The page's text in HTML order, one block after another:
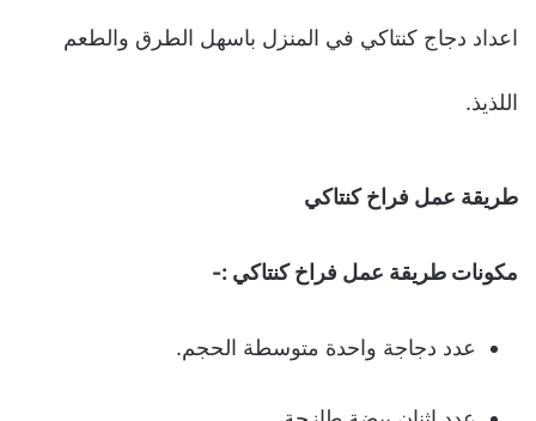
اعداد دجاج كنتاكي في المنزل باسهل الطرق والطعم
اللذيذ.
طريقة عمل فراخ كنتاكي
مكونات طريقة عمل فراخ كنتاكي :-
عدد دجاجة واحدة متوسطة الحجم.